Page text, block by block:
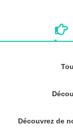
Découvrez de